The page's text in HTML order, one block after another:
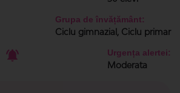
Grupa de învățământ:
Ciclu gimnazial, Ciclu primar
Urgența alertei:
Moderata